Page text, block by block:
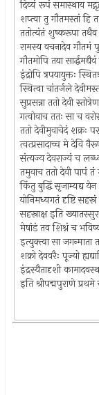
दिव्यं रूपं समास्थाय
शप्त्वा तु गौतमस्तां हि
ततोत्यंतं शुष्करूपा
रामस्य वचनादेव गौतमं
गौतमोपि तया
इंद्रोपि त्रपयायुक्तः
स्थित्वा चांतर्जले
सुप्रसन्ना ततो देवी
गत्वोवाच ततः सा च
ततो देवीमुवाचेदं शक्रः
त्वत्प्रसादाच्च मे देवि
संत्यज्य देवराज्यं च
तमुवाच ततो देवी पापं
किंतु बुद्धिं सृजाम्यद्य
योनिमध्यगतं दृष्टि
सहस्राक्ष इति
मेषांडं तव शिश्नं च
इत्युक्त्वा सा जगन्माता
शक्रो देववरैः पूज्यो
इंद्रस्यैतादृशी
इति श्रीपद्मपुराणे